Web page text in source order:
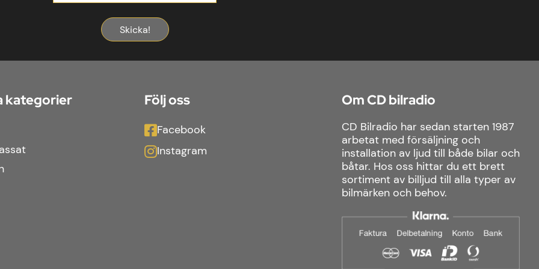
Skicka!
kategorier Följ oss
Facebook
Instagram
Om CD bilradio
CD Bilradio har sedan starten 1987
arbetat med försäljning och
installation av ljud till både bilar och
båtar. Hos oss hittar du ett brett
sortiment av billjud till alla typer av
bilmärken och behov.